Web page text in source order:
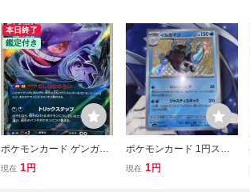
本日終了
鑑定付き
ポケモンカード ゲンガー
ex RR SV5K 047/071 ワ
現在 1円
ポケモンカード 1円スタ
ート イルカマン S 色違い
現在 1円